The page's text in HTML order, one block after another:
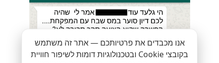
אנו מכבדים את פרטיותכם — אתר זה משתמש
בקובצי Cookie ובטכנולוגיות דומות לשיפור חוויית